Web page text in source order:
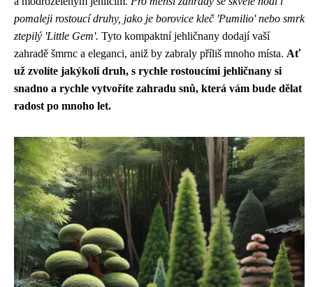
pomaleji rostoucí druhy, jako je borovice kleč 'Pumilio' nebo smrk
ztepilý 'Little Gem'. Tyto kompaktní jehličnany dodají vaší
zahradě šmrnc a eleganci, aniž by zabraly příliš mnoho místa. Ať
už zvolíte jakýkoli druh, s rychle rostoucími jehličnany si
snadno a rychle vytvoříte zahradu snů, která vám bude dělat
radost po mnoho let.